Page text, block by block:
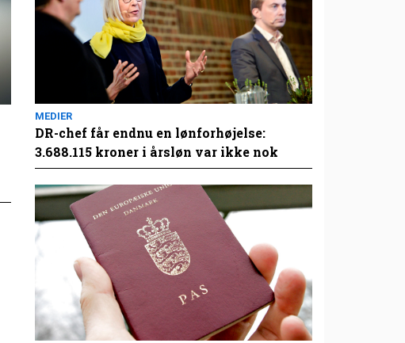
MEDIER
DR-chef får endnu en lønforhøjelse:
3.688.115 kroner i årsløn var ikke nok